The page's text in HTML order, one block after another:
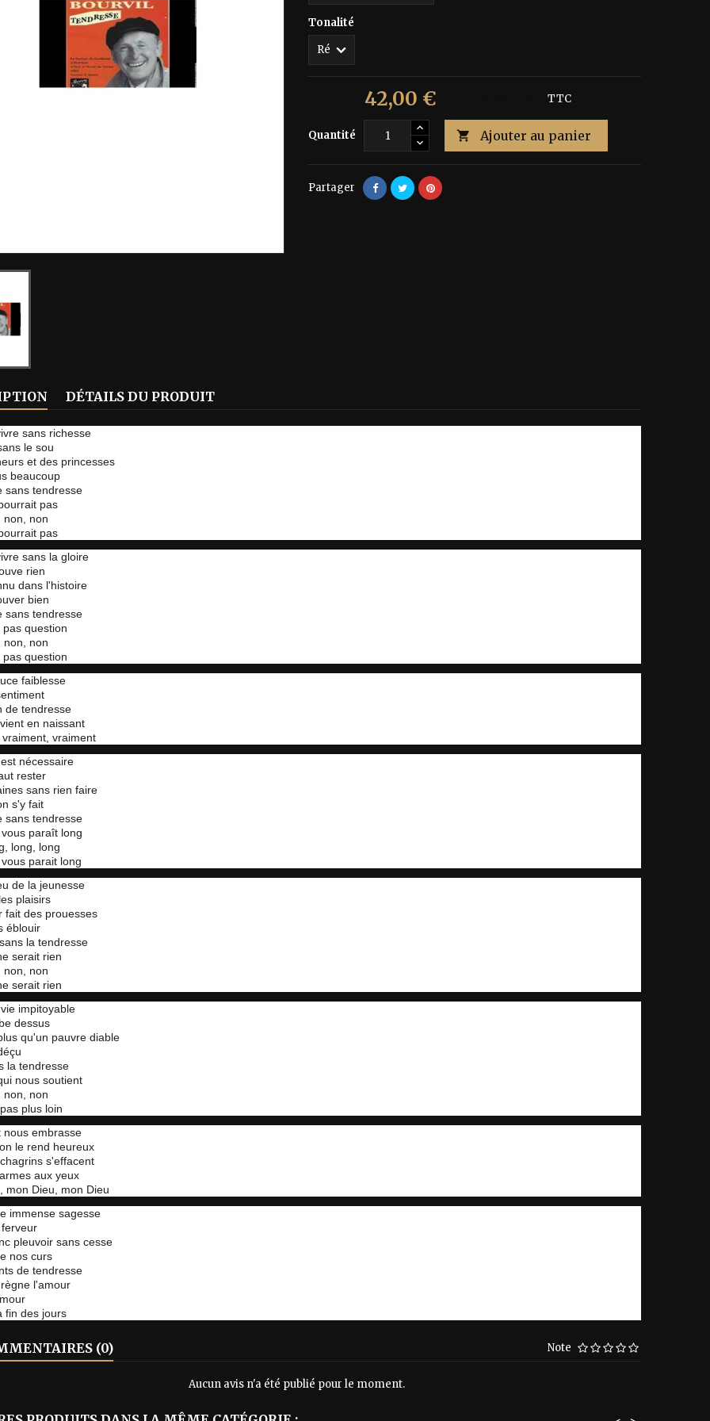
Tonalité
42,00 € TTC
Quantité  Ajouter au panier
Partager
DÉTAILS DU PRODUIT
sans richesse
le sou
et des princesses
beaucoup
sans tendresse
pas
non, non
pas
sans la gloire
rien
dans l'histoire
bien
sans tendresse
pas question
non, non
pas question
faiblesse
de tendresse
en naissant
vraiment, vraiment
nécessaire
rester
sans rien faire
s'y fait
sans tendresse
paraît long
long, long
parait long
de la jeunesse
plaisirs
fait des prouesses
éblouir
la tendresse
serait rien
non, non
serait rien
impitoyable
dessus
qu'un pauvre diable
la tendresse
nous soutient
non, non
plus loin
nous embrasse
le rend heureux
s'effacent
aux yeux
mon Dieu, mon Dieu
immense sagesse
pleuvoir sans cesse
nos curs
de tendresse
l'amour
fin des jours
(0) Note
Aucun avis n'a été publié pour le moment.